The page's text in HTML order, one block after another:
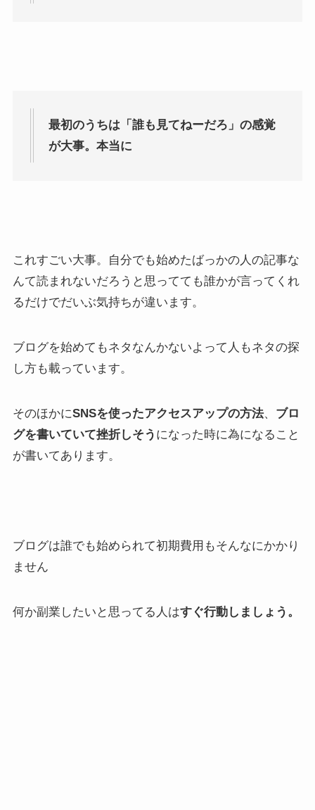
最初のうちは「誰も見てねーだろ」の感覚
が大事。本当に
これすごい大事。自分でも始めたばっかの人の記事な
んて読まれないだろうと思ってても誰かが言ってくれ
るだけでだいぶ気持ちが違います。
ブログを始めてもネタなんかないよって人もネタの探
し方も載っています。
そのほかにSNSを使ったアクセスアップの方法、 ブロ
グを書いていて挫折しそう になった時に為になること
が書いてあります。
ブログは誰でも始められて初期費用もそんなにかかり
ません
何か副業したいと思ってる人はすぐ行動しましょう。